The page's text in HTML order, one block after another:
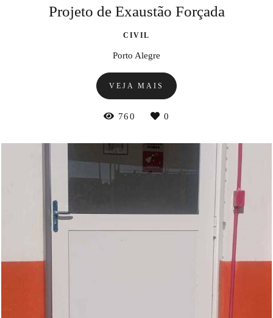
Projeto de Exaustão Forçada
CIVIL
Porto Alegre
VEJA MAIS
760 0